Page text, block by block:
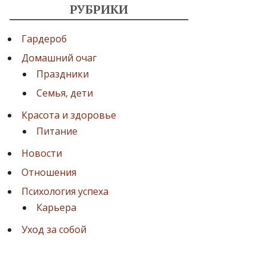
РУБРИКИ
Гардероб
Домашний очаг
Праздники
Семья, дети
Красота и здоровье
Питание
Новости
Отношения
Психология успеха
Карьера
Уход за собой